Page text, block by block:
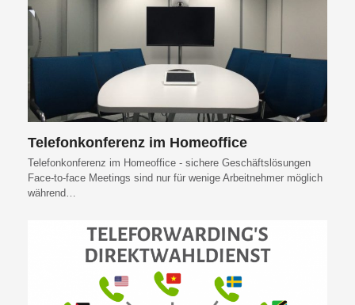
Telefonkonferenz im Homeoffice
Telefonkonferenz im Homeoffice - sichere Geschäftslösungen
Face-to-face Meetings sind nur für wenige Arbeitnehmer möglich
während…